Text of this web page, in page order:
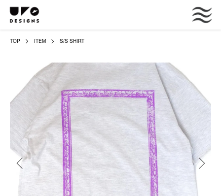
TOP ITEM S/S SHIRT